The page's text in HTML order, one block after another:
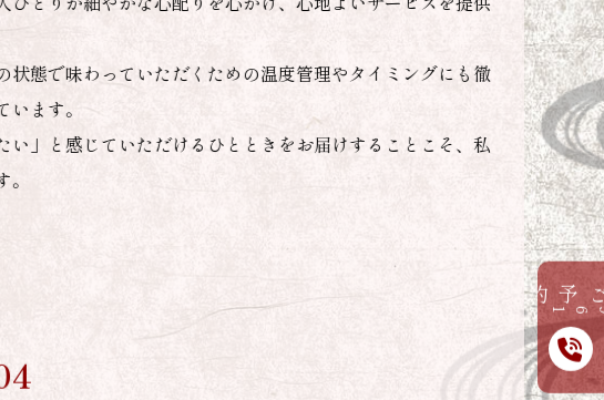
いなら希少部位から定番部位までを余すことなく活かすこと
保ちながら、より手頃な価格でご提供が可能です。
なく使い切るには、確かな技術とたゆまぬ努力が求められま
に」という想いで神戸牛と真摯に向き合っています。
04
ご予約